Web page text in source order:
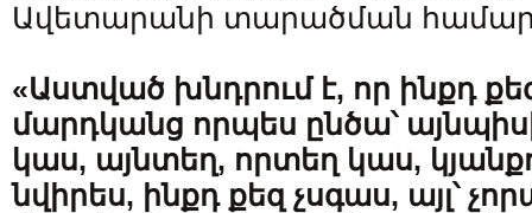
Ավետարանի տարածման
«Աստված խնդրում է, որ ինքդ
մարդկանց որպես ընծա՝
կաս, այնտեղ, որտեղ կաս,
նվիրես, ինքդ քեզ չսգաս, այլ՝